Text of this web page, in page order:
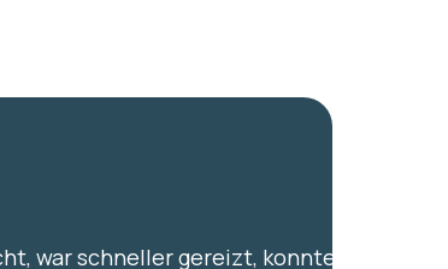
war schneller gereizt, konnte durch